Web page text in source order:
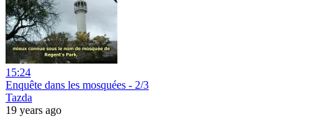
15:24
Enquête dans les mosquées - 2/3
Tazda
19 years ago